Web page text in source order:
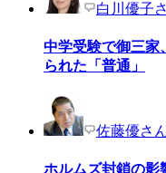
白川優子
中学受験で御三
られた「普通」
佐藤優さ
ホルムズ封鎖の